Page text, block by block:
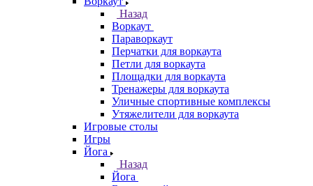
Назад
Воркаут
Параворкаут
Перчатки для воркаута
Петли для воркаута
Площадки для воркаута
Тренажеры для воркаута
Уличные спортивные комплексы
Утяжелители для воркаута
Игровые столы
Игры
Йога
Назад
Йога